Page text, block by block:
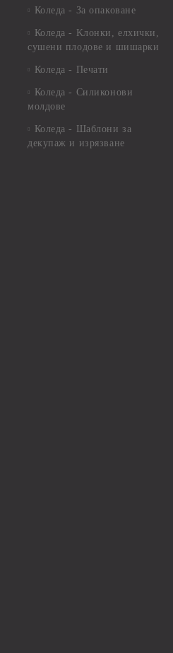
Коледа - За опаковане
Коледа - Kлонки, елхички,
сушени плодове и шишарки
Коледа - Печати
Коледа - Силиконови
молдове
Коледа - Шаблони за
декупаж и изрязване